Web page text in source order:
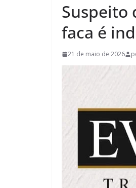
Suspeito
faca é
21 de maio de 2026